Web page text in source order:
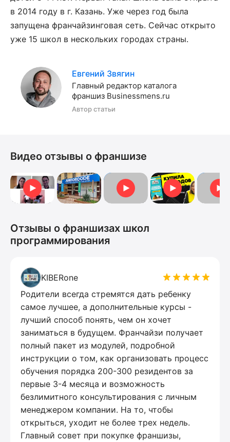
в 2014 году в г. Казань. Уже через год была
запущена франчайзинговая сеть. Сейчас открыто
уже 15 школ в нескольких городах страны.
Евгений Звягин
Главный редактор каталога
франшиз Businessmens.ru
Автор статьи
Видео отзывы о франшизе
Пермь. Отзыв франчайзи Юлии Шевченко и Любови
Отзыв Екатерины Ширяевой
Франшиза Отзыв
Отзывы о франшизах школ
программирования
KIBERone
Родители всегда стремятся дать ребенку
самое лучшее, а дополнительные курсы -
лучший способ понять, чем он хочет
заниматься в будущем. Франчайзи получает
полный пакет из модулей, подробной
инструкции о том, как организовать процесс
обучения порядка 200-300 резидентов за
первые 3-4 месяца и возможность
безлимитного консультирования с личным
менеджером компании. На то, чтобы
открыться, уходит не более трех недель.
Главный совет при покупке франшизы,